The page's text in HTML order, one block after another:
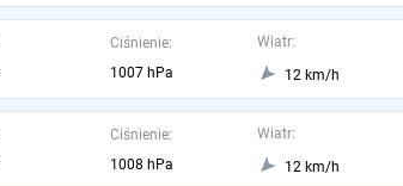
Ciśnienie:
1007 hPa
Wiatr:
12 km/h
Ciśnienie:
1008 hPa
Wiatr:
12 km/h